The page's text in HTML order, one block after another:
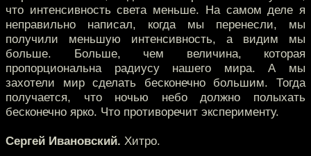
что интенсивность света меньше. На самом деле я
неправильно написал, когда мы перенесли, мы
получили меньшую интенсивность, а видим мы
больше. Больше, чем величина, которая
пропорциональна радиусу нашего мира. А мы
захотели мир сделать бесконечно большим. Тогда
получается, что ночью небо должно полыхать
бесконечно ярко. Что противоречит эксперименту.
Сергей Ивановский. Хитро.